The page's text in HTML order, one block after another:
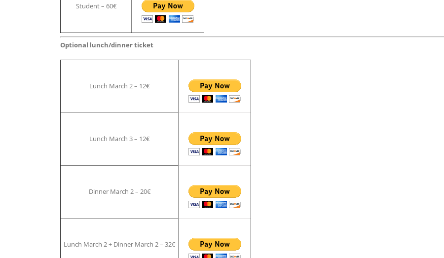
Student – 60€
Optional lunch/dinner ticket
Lunch March 2 – 12€
Lunch March 3 – 12€
Dinner March 2 – 20€
Lunch March 2 + Dinner March 2 – 32€